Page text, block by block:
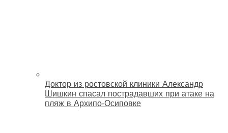
Доктор из ростовской клиники Александр
Шишкин спасал пострадавших при атаке на
пляж в Архипо‑Осиповке